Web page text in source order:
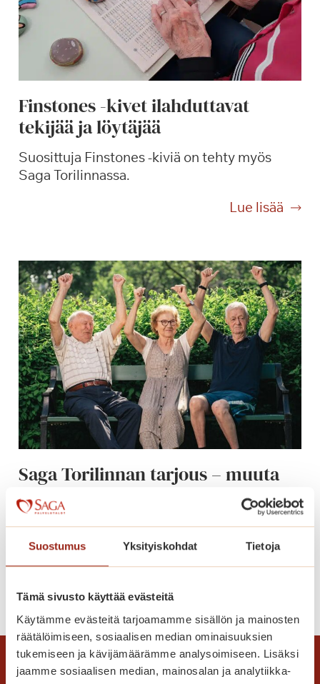
Suostumus Yksityiskohdat Tietoja
Tämä sivusto käyttää evästeitä
Käytämme evästeitä tarjoamamme sisällön ja mainosten
räätälöimiseen, sosiaalisen median ominaisuuksien
tukemiseen ja kävijämäärämme analysoimiseen. Lisäksi
jaamme sosiaalisen median, mainosalan ja analytiikka-
l
m
i
e
l
Finstones -kivet ilahduttavat
tekijää ja löytäjää
Suosittuja Finstones -kiviä on tehty myös
Saga Torilinnassa.
Lue lisää
F
s
t
o
n
e
s
i
v
e
i
h
u
a
v
a
t
Saga Torilinnan tarjous – muuta
nyt peruspalvelumaksulla!
Tartu Saga Torilinnan tarjoukseen ja muuta
kodikkaaseen asuntoon
peruspalvelumaksulla!
g
a